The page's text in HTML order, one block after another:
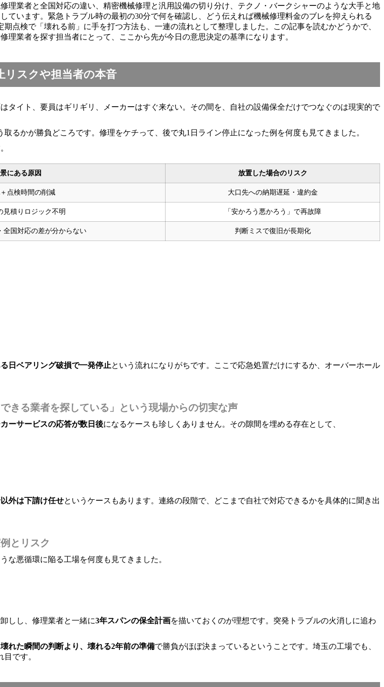
理業者と全国対応の違い、精密機械修理と汎用設備の切り分け、テクノ・バークシャーのような大手と地
ています。緊急トラブル時の最初の30分で何を確認し、どう伝えれば機械修理料金のブレを抑えられる
点検で「壊れる前」に手を打つ方法も、一連の流れとして整理しました。この記事を読むかどうかで、
業者を探す担当者にとって、ここから先が今日の意思決定の基準になります。
リスクや担当者の本音
タイト、要員はギリギリ、メーカーはすぐ来ない。その間を、自社の設備保全だけでつなぐのは現実的で
取るかが勝負どころです。修理をケチって、後で丸1日ライン停止になった例を何度も見てきました。
にある原因 放置した場合のリスク
点検時間の削減 大口先への納期遅延・違約金
見積りロジック不明 「安かろう悪かろう」で再故障
全国対応の差が分からない 判断ミスで復旧が長期化
日ベアリング破損で一発停止という流れになりがちです。ここで応急処置だけにするか、オーバーホール
きる業者を探している」という現場からの切実な声
カーサービスの応答が数日後になるケースも珍しくありません。その隙間を埋める存在として、
外は下請け任せというケースもあります。連絡の段階で、どこまで自社で対応できるかを具体的に聞き出
とリスク
な悪循環に陥る工場を何度も見てきました。
しし、修理業者と一緒に3年スパンの保全計画を描いておくのが理想です。突発トラブルの火消しに追わ
壊れた瞬間の判断より、壊れる2年前の準備で勝負がほぼ決まっているということです。埼玉の工場でも、
です。